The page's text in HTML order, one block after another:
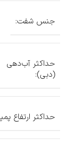
جنس شفت:
حداکثر آب‌دهی
(دبی):
حداکثر ارتفاع